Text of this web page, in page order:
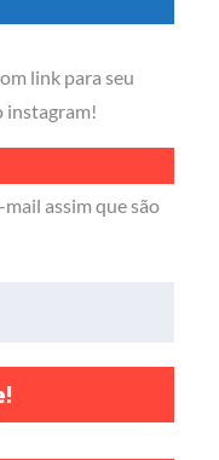
link para seu
instagram!
assim que são